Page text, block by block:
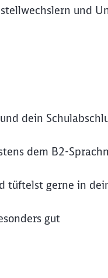
und
dein
dem B2-
tüftelst gerne in
gut